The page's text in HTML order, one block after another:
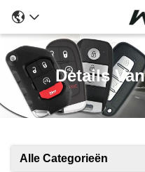
Details
Alle Categorieën